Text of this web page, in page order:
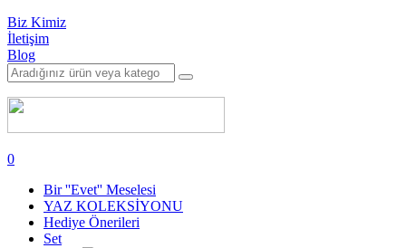
Biz Kimiz
İletişim
Blog
0
Bir ''Evet'' Meselesi
YAZ KOLEKSİYONU
Hediye Önerileri
Set